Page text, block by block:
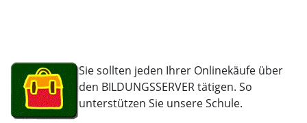
Sie sollten jeden Ihrer Onlinekäufe über
den BILDUNGSSERVER tätigen. So
unterstützen Sie unsere Schule.